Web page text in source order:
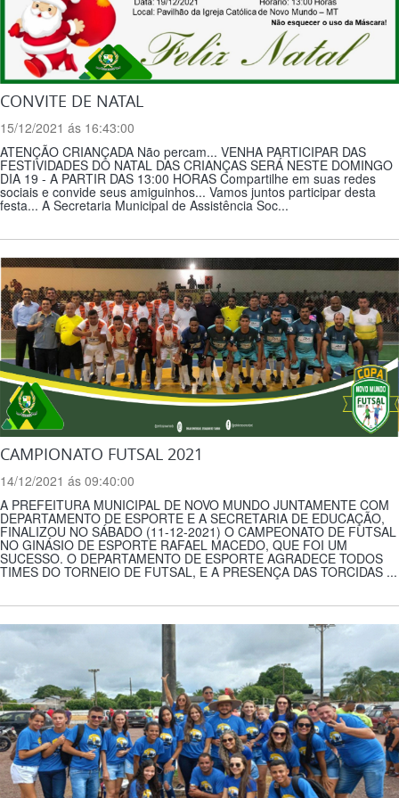
CONVITE DE NATAL
15/12/2021 ás 16:43:00
ATENÇÃO CRIANÇADA Não percam... VENHA PARTICIPAR DAS
FESTIVIDADES DO NATAL DAS CRIANÇAS SERÁ NESTE DOMINGO
DIA 19 - A PARTIR DAS 13:00 HORAS Compartilhe em suas redes
sociais e convide seus amiguinhos... Vamos juntos participar desta
festa... A Secretaria Municipal de Assistência Soc...
CAMPIONATO FUTSAL 2021
14/12/2021 ás 09:40:00
A PREFEITURA MUNICIPAL DE NOVO MUNDO JUNTAMENTE COM
DEPARTAMENTO DE ESPORTE E A SECRETARIA DE EDUCAÇÃO,
FINALIZOU NO SÁBADO (11-12-2021) O CAMPEONATO DE FUTSAL
NO GINÁSIO DE ESPORTE RAFAEL MACEDO, QUE FOI UM
SUCESSO. O DEPARTAMENTO DE ESPORTE AGRADECE TODOS
TIMES DO TORNEIO DE FUTSAL, E A PRESENÇA DAS TORCIDAS ...